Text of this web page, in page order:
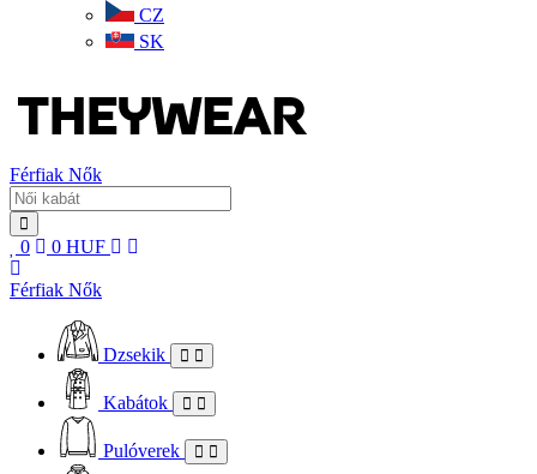
CZ
SK
Férfiak Nők
0 0 HUF
Férfiak Nők
Dzsekik
Kabátok
Pulóverek